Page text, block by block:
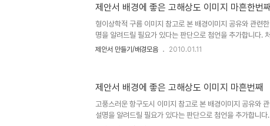
드립니다. (_ _) 내용은 그리 길지 않습니다. ^^ 이미지 출
안서 만들기 hisastro's PT템플릿 링크 썸네일 모음 ▣ ☆
제안서 배경에 좋은 고해상도 이미지 마흔한번째
형이상학적 구름 이미지 참고로 본 배경이미지 공유와 관련
명을 알려드릴 필요가 있다는 판단으로 첨언을 추가합니다.
주제로 설정하고 블로그에 글을 올리게 되면서 이미지 공유를
_) 내용은 그리 길지 않습니다. ^^ 이미지 출처:
hisastro's PT템플릿 링크 썸네일 모음 ▣ ☆ ▣ 제안서 배
제안서 만들기/배경모음 2010.01.11
제안서 배경에 좋은 고해상도 이미지 마흔번째
고풍스러운 항구도시 이미지 참고로 본 배경이미지 공유와
설명을 알려드릴 필요가 있다는 판단으로 첨언을 추가합니